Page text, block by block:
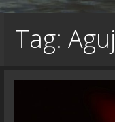
Tag: